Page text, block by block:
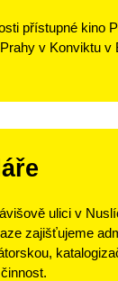
přístupné kino
v Konviktu v
ulici v
zajišťujeme